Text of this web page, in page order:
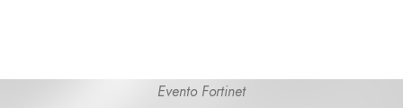
Evento Fortinet